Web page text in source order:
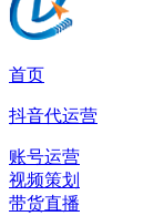
首页
抖音代运营
账号运营
视频策划
带货直播